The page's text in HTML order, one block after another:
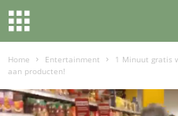
Home Entertainment
1 Minuut gratis
aan producten!